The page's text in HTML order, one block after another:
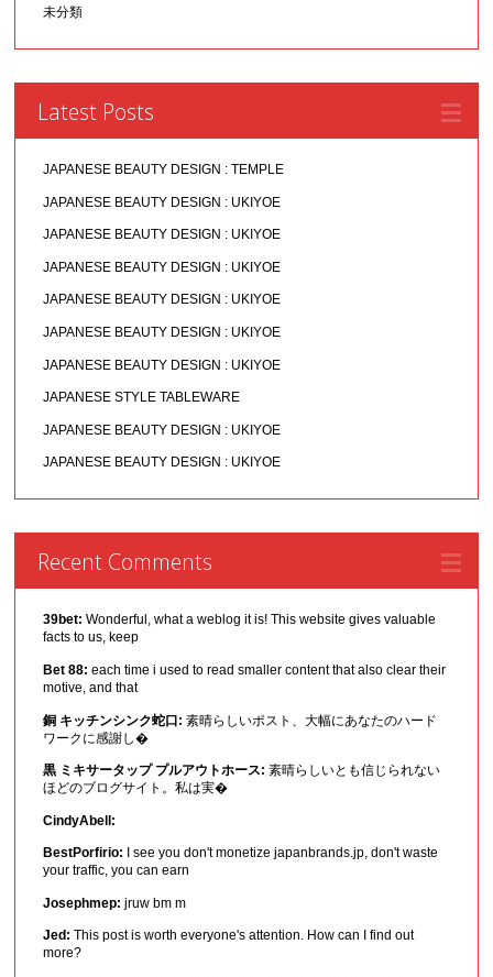
未分類
Latest Posts
JAPANESE BEAUTY DESIGN : TEMPLE
JAPANESE BEAUTY DESIGN : UKIYOE
JAPANESE BEAUTY DESIGN : UKIYOE
JAPANESE BEAUTY DESIGN : UKIYOE
JAPANESE BEAUTY DESIGN : UKIYOE
JAPANESE BEAUTY DESIGN : UKIYOE
JAPANESE BEAUTY DESIGN : UKIYOE
JAPANESE STYLE TABLEWARE
JAPANESE BEAUTY DESIGN : UKIYOE
JAPANESE BEAUTY DESIGN : UKIYOE
Recent Comments
39bet: Wonderful, what a weblog it is! This website gives valuable
facts to us, keep
Bet 88: each time i used to read smaller content that also clear their
motive, and that
銅 キッチンシンク蛇口: 素晴らしいポスト、大幅にあなたのハード
ワークに感謝し�
黒 ミキサータップ プルアウトホース: 素晴らしいとも信じられない
ほどのブログサイト。私は実�
CindyAbell:
BestPorfirio:
I see you don't monetize japanbrands.jp, don't waste
your traffic, you can earn
Josephmep: jruw bm m
Jed: This post is worth everyone's attention. How can I find out
more?